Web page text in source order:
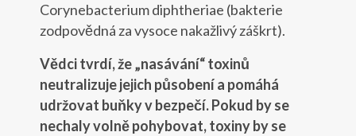
Corynebacterium diphtheriae (bakterie
zodpovědná za vysoce nakažlivý záškrt).
Vědci tvrdí, že „nasávání“ toxinů
neutralizuje jejich působení a pomáhá
udržovat buňky v bezpečí. Pokud by se
nechaly volně pohybovat, toxiny by se